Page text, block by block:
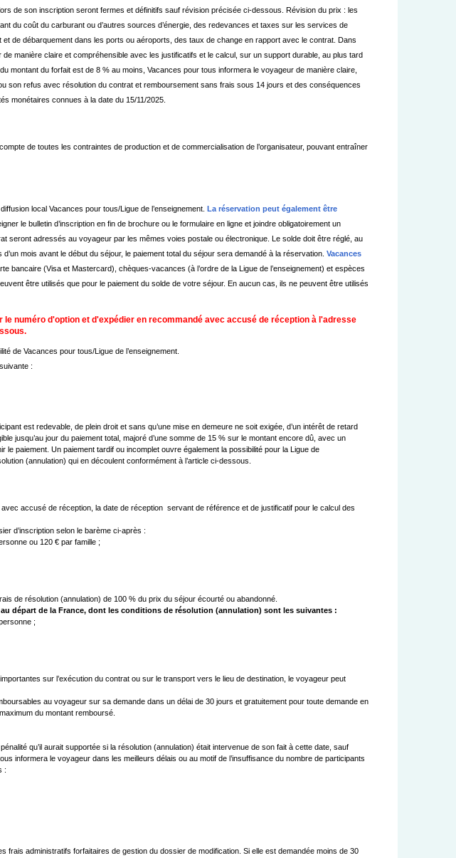
de son inscription seront fermes et définitifs sauf révision précisée ci-dessous. Révision du prix : les
du coût du carburant ou d’autres sources d’énergie, des redevances et taxes sur les services de
de débarquement dans les ports ou aéroports, des taux de change en rapport avec le contrat. Dans
manière claire et compréhensible avec les justificatifs et le calcul, sur un support durable, au plus tard
montant du forfait est de 8 % au moins, Vacances pour tous informera le voyageur de manière claire,
son refus avec résolution du contrat et remboursement sans frais sous 14 jours et des conséquences
monétaires connues à la date du 15/11/2025.
de toutes les contraintes de production et de commercialisation de l’organisateur, pouvant entraîner
local Vacances pour tous/Ligue de l’enseignement. La réservation peut également être
le bulletin d’inscription en fin de brochure ou le formulaire en ligne et joindre obligatoirement un
seront adressés au voyageur par les mêmes voies postale ou électronique. Le solde doit être réglé, au
mois avant le début du séjour, le paiement total du séjour sera demandé à la réservation. Vacances
bancaire (Visa et Mastercard), chèques-vacances (à l’ordre de la Ligue de l’enseignement) et espèces
être utilisés que pour le paiement du solde de votre séjour. En aucun cas, ils ne peuvent être utilisés
numéro d'option et d'expédier en recommandé avec accusé de réception à l'adresse
de Vacances pour tous/Ligue de l’enseignement.
:
est redevable, de plein droit et sans qu’une mise en demeure ne soit exigée, d’un intérêt de retard
jusqu’au jour du paiement total, majoré d’une somme de 15 % sur le montant encore dû, avec un
paiement. Un paiement tardif ou incomplet ouvre également la possibilité pour la Ligue de
(annulation) qui en découlent conformément à l’article ci-dessous.
accusé de réception, la date de réception  servant de référence et de justificatif pour le calcul des
d’inscription selon le barème ci-après :
ou 120 € par famille ;
départ de la France, dont les conditions de résolution (annulation) sont les suivantes :
;
sur l’exécution du contrat ou sur le transport vers le lieu de destination, le voyageur peut
au voyageur sur sa demande dans un délai de 30 jours et gratuitement pour toute demande en
du montant remboursé.
qu’il aurait supportée si la résolution (annulation) était intervenue de son fait à cette date, sauf
informera le voyageur dans les meilleurs délais ou au motif de l’insuffisance du nombre de participants
:
frais administratifs forfaitaires de gestion du dossier de modification. Si elle est demandée moins de 30